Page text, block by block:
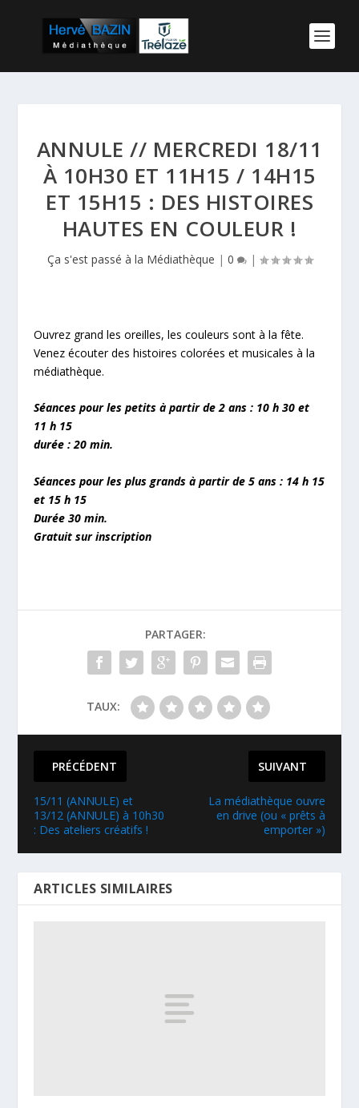
ANNULE // MERCREDI 18/11
À 10H30 ET 11H15 / 14H15
ET 15H15 : DES HISTOIRES
HAUTES EN COULEUR !
Ça s'est passé à la Médiathèque | 0 |
Ouvrez grand les oreilles, les couleurs sont à la fête.
Venez écouter des histoires colorées et musicales à la
médiathèque.
Séances pour les petits à partir de 2 ans : 10 h 30 et
11 h 15
durée : 20 min.
Séances pour les plus grands à partir de 5 ans : 14 h 15
et 15 h 15
Durée 30 min.
Gratuit sur inscription
PARTAGER:
TAUX:
PRÉCÉDENT
15/11 (ANNULE) et
13/12 (ANNULE) à 10h30
: Des ateliers créatifs !
SUIVANT
La médiathèque ouvre
en drive (ou « prêts à
emporter »)
ARTICLES SIMILAIRES